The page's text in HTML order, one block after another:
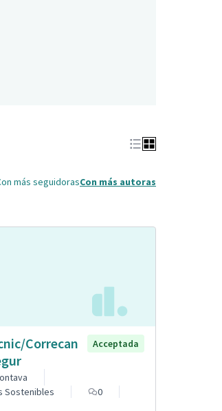
más seguidorasCon más autoras
Correcan
Acceptada
Sostenibles
0